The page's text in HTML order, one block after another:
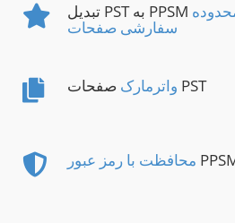
سفارشی صفحات
واترمارک صفحات PST
محافظت با رمز عبور